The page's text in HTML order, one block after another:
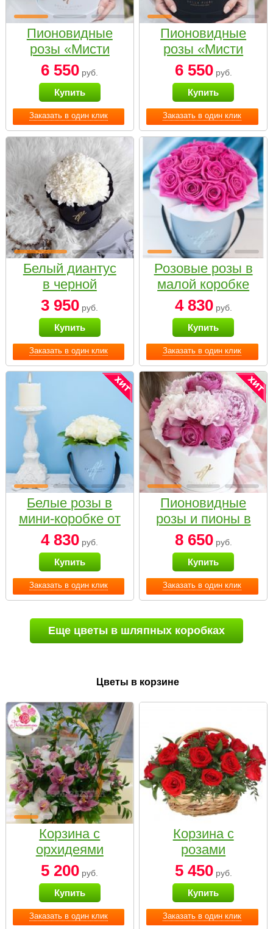
Заказать в один клик
Пионовидные
розы «Мисти
бабблс» в белой
коробке Small
6 550 руб.
Купить
Заказать в один клик
Пионовидные
розы «Мисти
бабблс» в
черной коробке
Small
6 550руб.
Купить
Заказать в один клик
Белый диантус
в черной
коробке Small
3 950 руб.
Купить
Заказать в один клик
Розовые розы в
малой коробке
4 830руб.
Купить
Заказать в один клик
Белые розы в
мини-коробке от
Bella Fiori
4 830 руб.
Купить
Заказать в один клик
Пионовидные
розы и пионы в
белой коробке
Small
8 650руб.
Купить
Еще цветы в шляпных коробках
Цветы в корзине
Заказать в один клик
Корзина с
орхидеями
малая
5 200 руб.
Купить
Заказать в один клик
Корзина с
розами
«Красный
Париж»
5 450руб.
Купить